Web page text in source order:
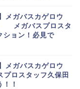
メガバスカゲロウ
メガバスプロスタ
ョン！必見で
メガバスカゲロウ
ロスタッフ久保田
！！